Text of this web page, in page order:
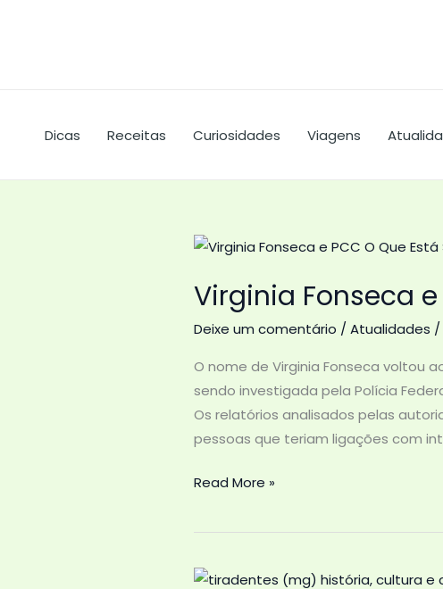
Dicas Receitas Curiosidades Viagens
Virginia Fonseca
Deixe um comentário / Atualidades /
O nome de Virginia Fonseca voltou
sendo investigada pela Polícia
Os relatórios analisados pelas
pessoas que teriam ligações com
Virginia
e
O
Read More »